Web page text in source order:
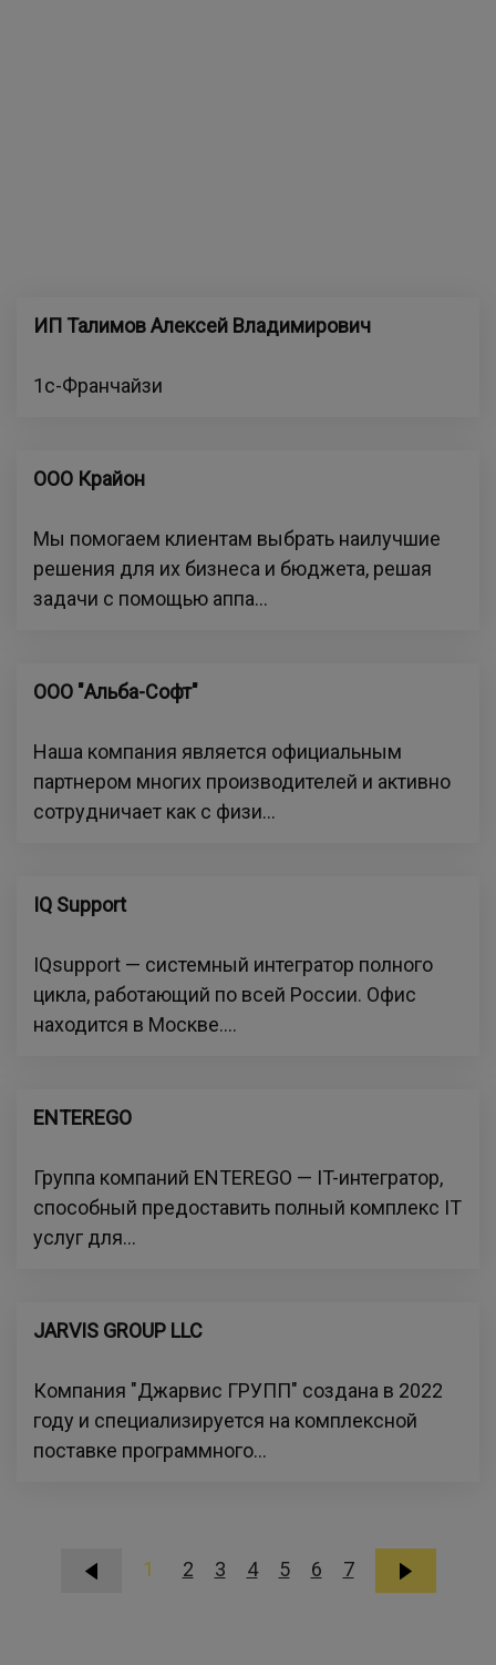
ИП Талимов Алексей Владимирович
1с-Франчайзи
ООО Крайон
Мы помогаем клиентам выбрать наилучшие
решения для их бизнеса и бюджета, решая
задачи с помощью аппа...
ООО "Альба-Софт"
Наша компания является официальным
партнером многих производителей и активно
сотрудничает как с физи...
IQ Support
IQsupport — системный интегратор полного
цикла, работающий по всей России. Офис
находится в Москве....
ENTEREGO
Группа компаний ENTEREGO — IT-интегратор,
способный предоставить полный комплекс IT
услуг для...
JARVIS GROUP LLC
Компания "Джарвис ГРУПП" создана в 2022
году и специализируется на комплексной
поставке программного...
1 2 3 4 5 6 7